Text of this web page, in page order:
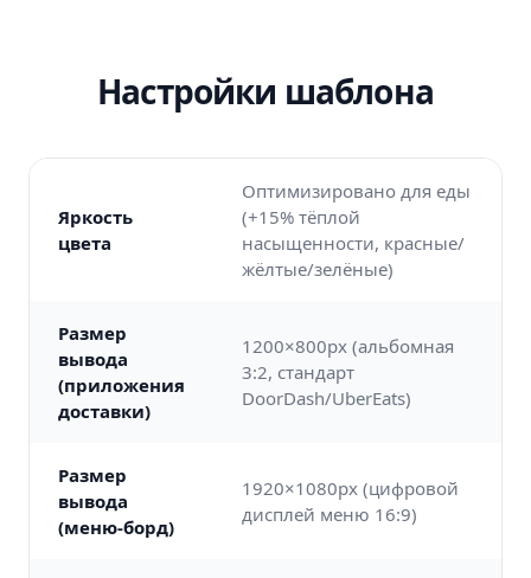
Настройки шаблона
Яркость
цвета
Оптимизировано для еды
(+15% тёплой
насыщенности, красные/
жёлтые/зелёные)
Размер
вывода
(приложения
доставки)
1200×800px (альбомная
3:2, стандарт
DoorDash/UberEats)
Размер
вывода
(меню-борд)
1920×1080px (цифровой
дисплей меню 16:9)